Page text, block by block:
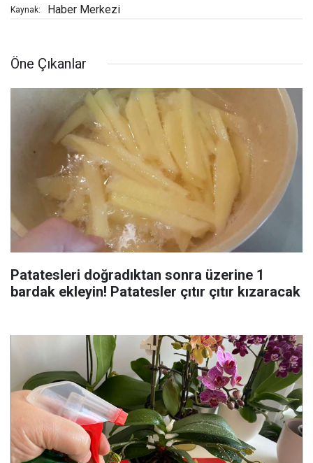
Kaynak: Haber Merkezi
Öne Çıkanlar
Patatesleri doğradıktan sonra üzerine 1
bardak ekleyin! Patatesler çıtır çıtır kızaracak